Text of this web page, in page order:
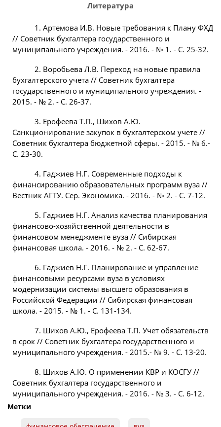
Литература
1. Артемова И.В. Новые требования к Плану ФХД
// Советник бухгалтера государственного и
муниципального учреждения. - 2016. - № 1. - С. 25-32.
2. Воробьева Л.В. Переход на новые правила
бухгалтерского учета // Советник бухгалтера
государственного и муниципального учреждения. -
2015. - № 2. - С. 26-37.
3. Ерофеева Т.П., Шихов А.Ю.
Санкционирование закупок в бухгалтерском учете //
Советник бухгалтера бюджетной сферы. - 2015. - № 6.-
С. 23-30.
4. Гаджиев Н.Г. Современные подходы к
финансированию образовательных программ вуза //
Вестник АГТУ. Сер. Экономика. - 2016. - № 2. - С. 7-12.
5. Гаджиев Н.Г. Анализ качества планирования
финансово-хозяйственной деятельности в
финансовом менеджменте вуза // Сибирская
финансовая школа. - 2016. - № 2. - С. 62-67.
6. Гаджиев Н.Г. Планирование и управление
финансовыми ресурсами вуза в условиях
модернизации системы высшего образования в
Российской Федерации // Сибирская финансовая
школа. - 2015. - № 1. - С. 131-134.
7. Шихов А.Ю., Ерофеева Т.П. Учет обязательств
в срок // Советник бухгалтера государственного и
муниципального учреждения. - 2015.- № 9. - С. 13-20.
8. Шихов А.Ю. О применении КВР и КОСГУ //
Советник бухгалтера государственного и
муниципального учреждения. - 2016. - № 3. - С. 6-12.
Метки